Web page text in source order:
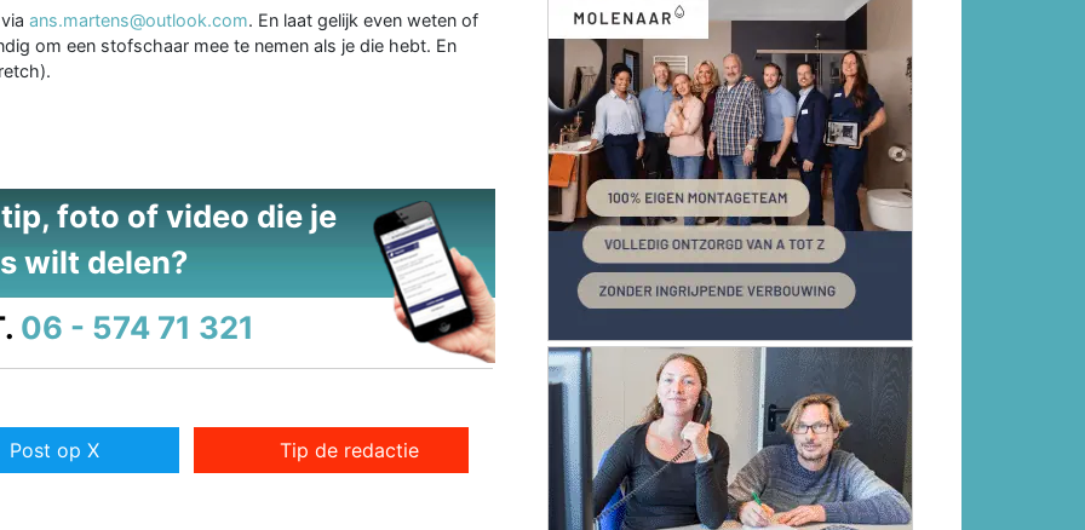
ans.martens@outlook.com. En laat gelijk even weten of
om een stofschaar mee te nemen als je die hebt. En
foto of video die je
wilt delen?
06 - 574 71 321
Post op X Tip de redactie